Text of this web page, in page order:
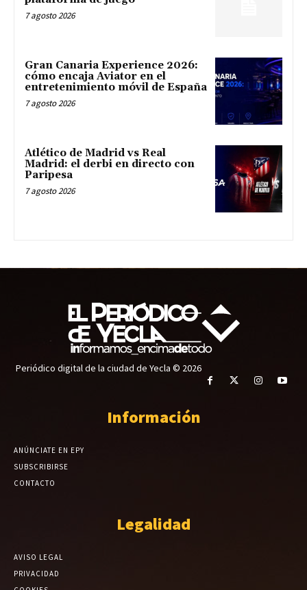
7 agosto 2026
Gran Canaria Experience 2026:
cómo encaja Aviator en el
entretenimiento móvil de España
7 agosto 2026
Atlético de Madrid vs Real
Madrid: el derbi en directo con
Paripesa
7 agosto 2026
Periódico digital de la ciudad de Yecla © 2026
Información
ANÚNCIATE EN EPY
SUBSCRIBIRSE
CONTACTO
Legalidad
AVISO LEGAL
PRIVACIDAD